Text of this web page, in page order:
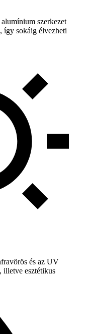
szerkezet
így sokáig élvezheti
és az UV
illetve esztétikus